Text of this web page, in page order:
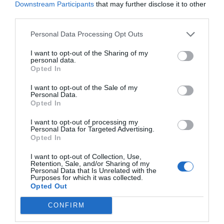
Downstream Participants that may further disclose it to other
Personal Data Processing Opt Outs
I want to opt-out of the Sharing of my
personal data.
Opted In
I want to opt-out of the Sale of my
Personal Data.
Opted In
I want to opt-out of processing my
Personal Data for Targeted Advertising.
Opted In
I want to opt-out of Collection, Use,
Retention, Sale, and/or Sharing of my
Personal Data that Is Unrelated with the
Purposes for which it was collected.
Opted Out
CONFIRM
Pero hagámonos la pregunta difícil: ¿esto lo hacemos
por la juventud o es, sobre todo, por nosotras? Porque
el voluntariado resuelve muchas cosas a la vez: ocupa
el tiempo, queda bien en cualquier conversación y, de
paso, nos ahorra la culpa de verles tumbados en el
sofá perdiendo el tiempo. Es un recurso bueno y con
elegimos pensando en lo que necesitan o pensando en
lo que necesitamos nosotras.
Porque quien llega porque su madre llamó a una
amiga raramente encuentra ahí su sitio, y no es culpa